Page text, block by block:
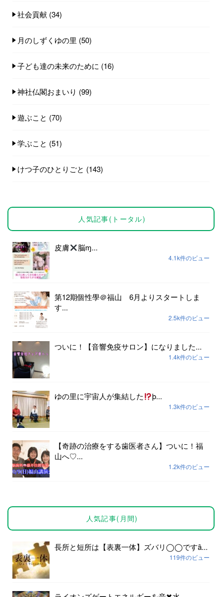
社会貢献 (34)
月のしずくゆの里 (50)
子ども達の未来のために (16)
神社仏閣おまいり (99)
遊ぶこと (70)
学ぶこと (51)
けつ子のひとりごと (143)
人気記事(トータル)
皮膚 脳ɱ...
4.1k件のビュー
第12期個性學＠福山 6月よりスタートしま
す...
2.5k件のビュー
ついに！【音響免疫サロン】になりました...
1.4k件のビュー
ゆの里に宇宙人が集結した þ...
1.3k件のビュー
【奇跡の治療をする歯医者さん】ついに！福
山へ♡...
1.2k件のビュー
人気記事(月間)
長所と短所は【表裏一体】ズバリ◯◯ですȃ...
119件のビュー